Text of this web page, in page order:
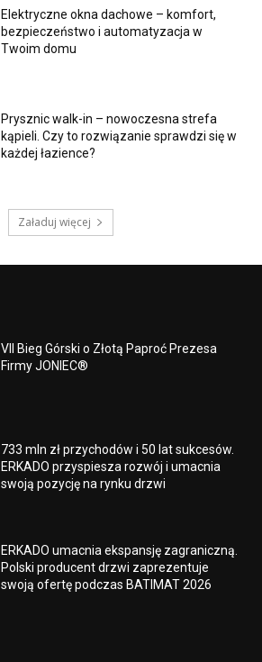
Elektryczne okna dachowe – komfort,
bezpieczeństwo i automatyzacja w
Twoim domu
Prysznic walk-in – nowoczesna strefa
kąpieli. Czy to rozwiązanie sprawdzi się w
każdej łazience?
Załaduj więcej
VII Bieg Górski o Złotą Paproć Prezesa
Firmy JONIEC®
733 mln zł przychodów i 50 lat sukcesów.
ERKADO przyspiesza rozwój i umacnia
swoją pozycję na rynku drzwi
ERKADO umacnia ekspansję zagraniczną.
Polski producent drzwi zaprezentuje
swoją ofertę podczas BATIMAT 2026